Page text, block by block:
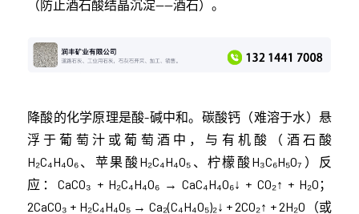
（防止酒石酸结晶沉淀——酒石）。
降酸的化学原理是酸-碱中和。碳酸钙（难溶于水）悬
浮于葡萄汁或葡萄酒中，与有机酸（酒石酸
H₂C₄H₄O₆、苹果酸H₂C₄H₄O₅、柠檬酸H₃C₆H₅O₇）反
应：CaCO₃ + H₂C₄H₄O₆ → CaC₄H₄O₆↓ + CO₂↑ + H₂O；
2CaCO₃ + H₂C₄H₄O₅ → Ca₂(C₄H₄O₅)₂↓ + 2CO₂↑ + 2H₂O（或